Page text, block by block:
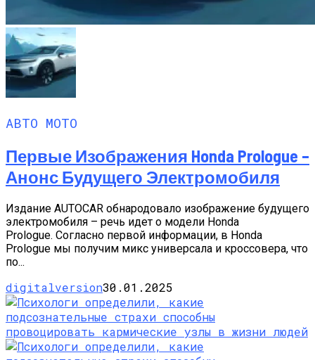
АВТО МОТО
Первые Изображения Honda Prologue –
Анонс Будущего Электромобиля
Издание AUTOCAR обнародовало изображение будущего
электромобиля – речь идет о модели Honda
Prologue. Согласно первой информации, в Honda
Prologue мы получим микс универсала и кроссовера, что
по...
digitalversion30.01.2025